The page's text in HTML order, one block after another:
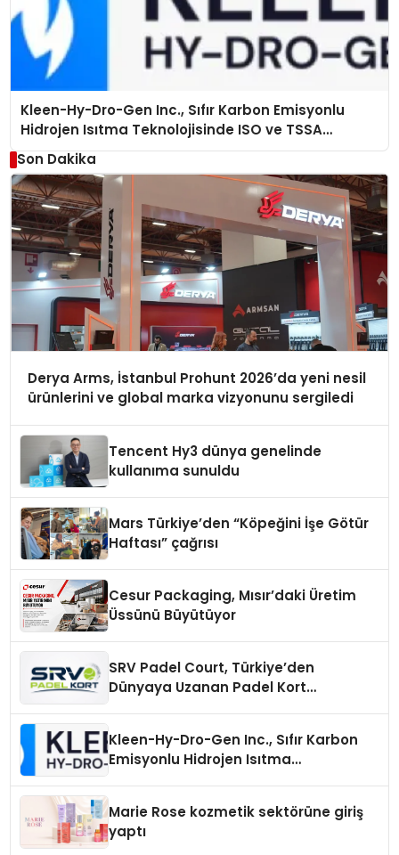
Kleen-Hy-Dro-Gen Inc., Sıfır Karbon Emisyonlu
Hidrojen Isıtma Teknolojisinde ISO ve TSSA
Düzenleyici Onaylarını Aldı
Son Dakika
Derya Arms, İstanbul Prohunt 2026’da yeni nesil
ürünlerini ve global marka vizyonunu sergiledi
Tencent Hy3 dünya genelinde
kullanıma sunuldu
Mars Türkiye’den “Köpeğini İşe Götür
Haftası” çağrısı
Cesur Packaging, Mısır’daki Üretim
Üssünü Büyütüyor
SRV Padel Court, Türkiye’den
Dünyaya Uzanan Padel Kort
Kleen-Hy-Dro-Gen Inc., Sıfır Karbon
Emisyonlu Hidrojen Isıtma
Marie Rose kozmetik sektörüne giriş
yaptı